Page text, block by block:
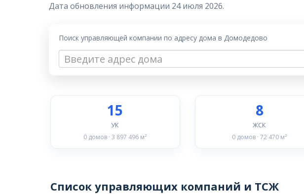
Дата обновления информации 24 июля 2026.
Поиск управляющей компании по адресу дома в Домодедово
15
УК
0 домов · 3 897 496 м²
8
ЖСК
0 домов · 72 470 м²
Список управляющих компаний и ТСЖ